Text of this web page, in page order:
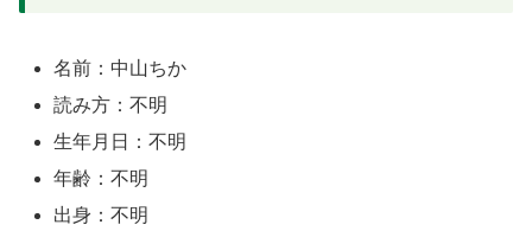
名前：中山ちか
読み方：不明
生年月日：不明
年齢：不明
出身：不明